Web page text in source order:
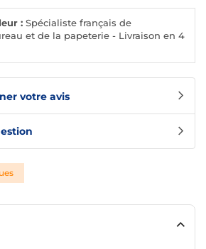
votre avis
: Spécialiste français de
et de la papeterie - Livraison en 4